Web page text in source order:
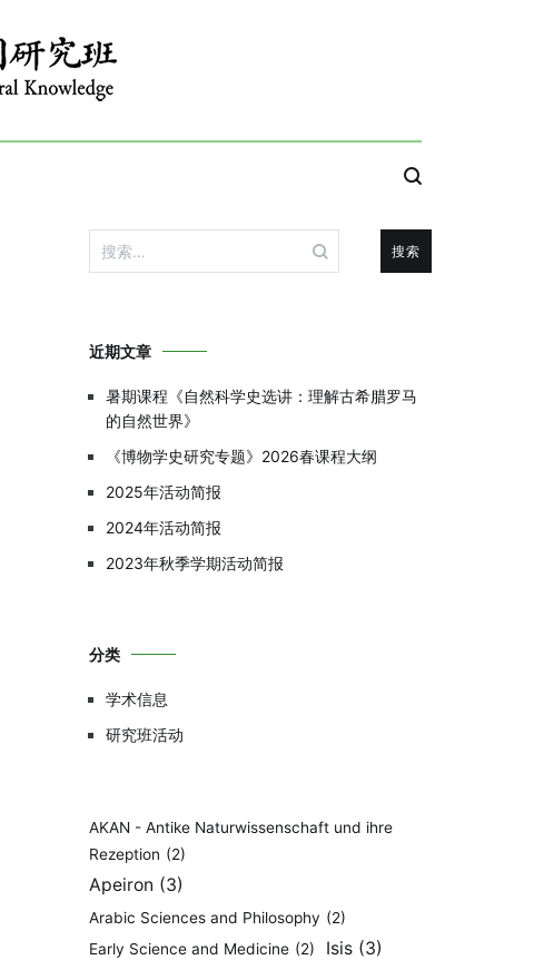
搜
索：
近期文章
暑期课程《自然科学史选讲：理解古希腊罗马
的自然世界》
《博物学史研究专题》2026春课程大纲
2025年活动简报
2024年活动简报
2023年秋季学期活动简报
分类
学术信息
研究班活动
AKAN - Antike Naturwissenschaft und ihre
Rezeption (2)
Apeiron (3)
Arabic Sciences and Philosophy (2)
Early Science and Medicine (2) Isis (3)